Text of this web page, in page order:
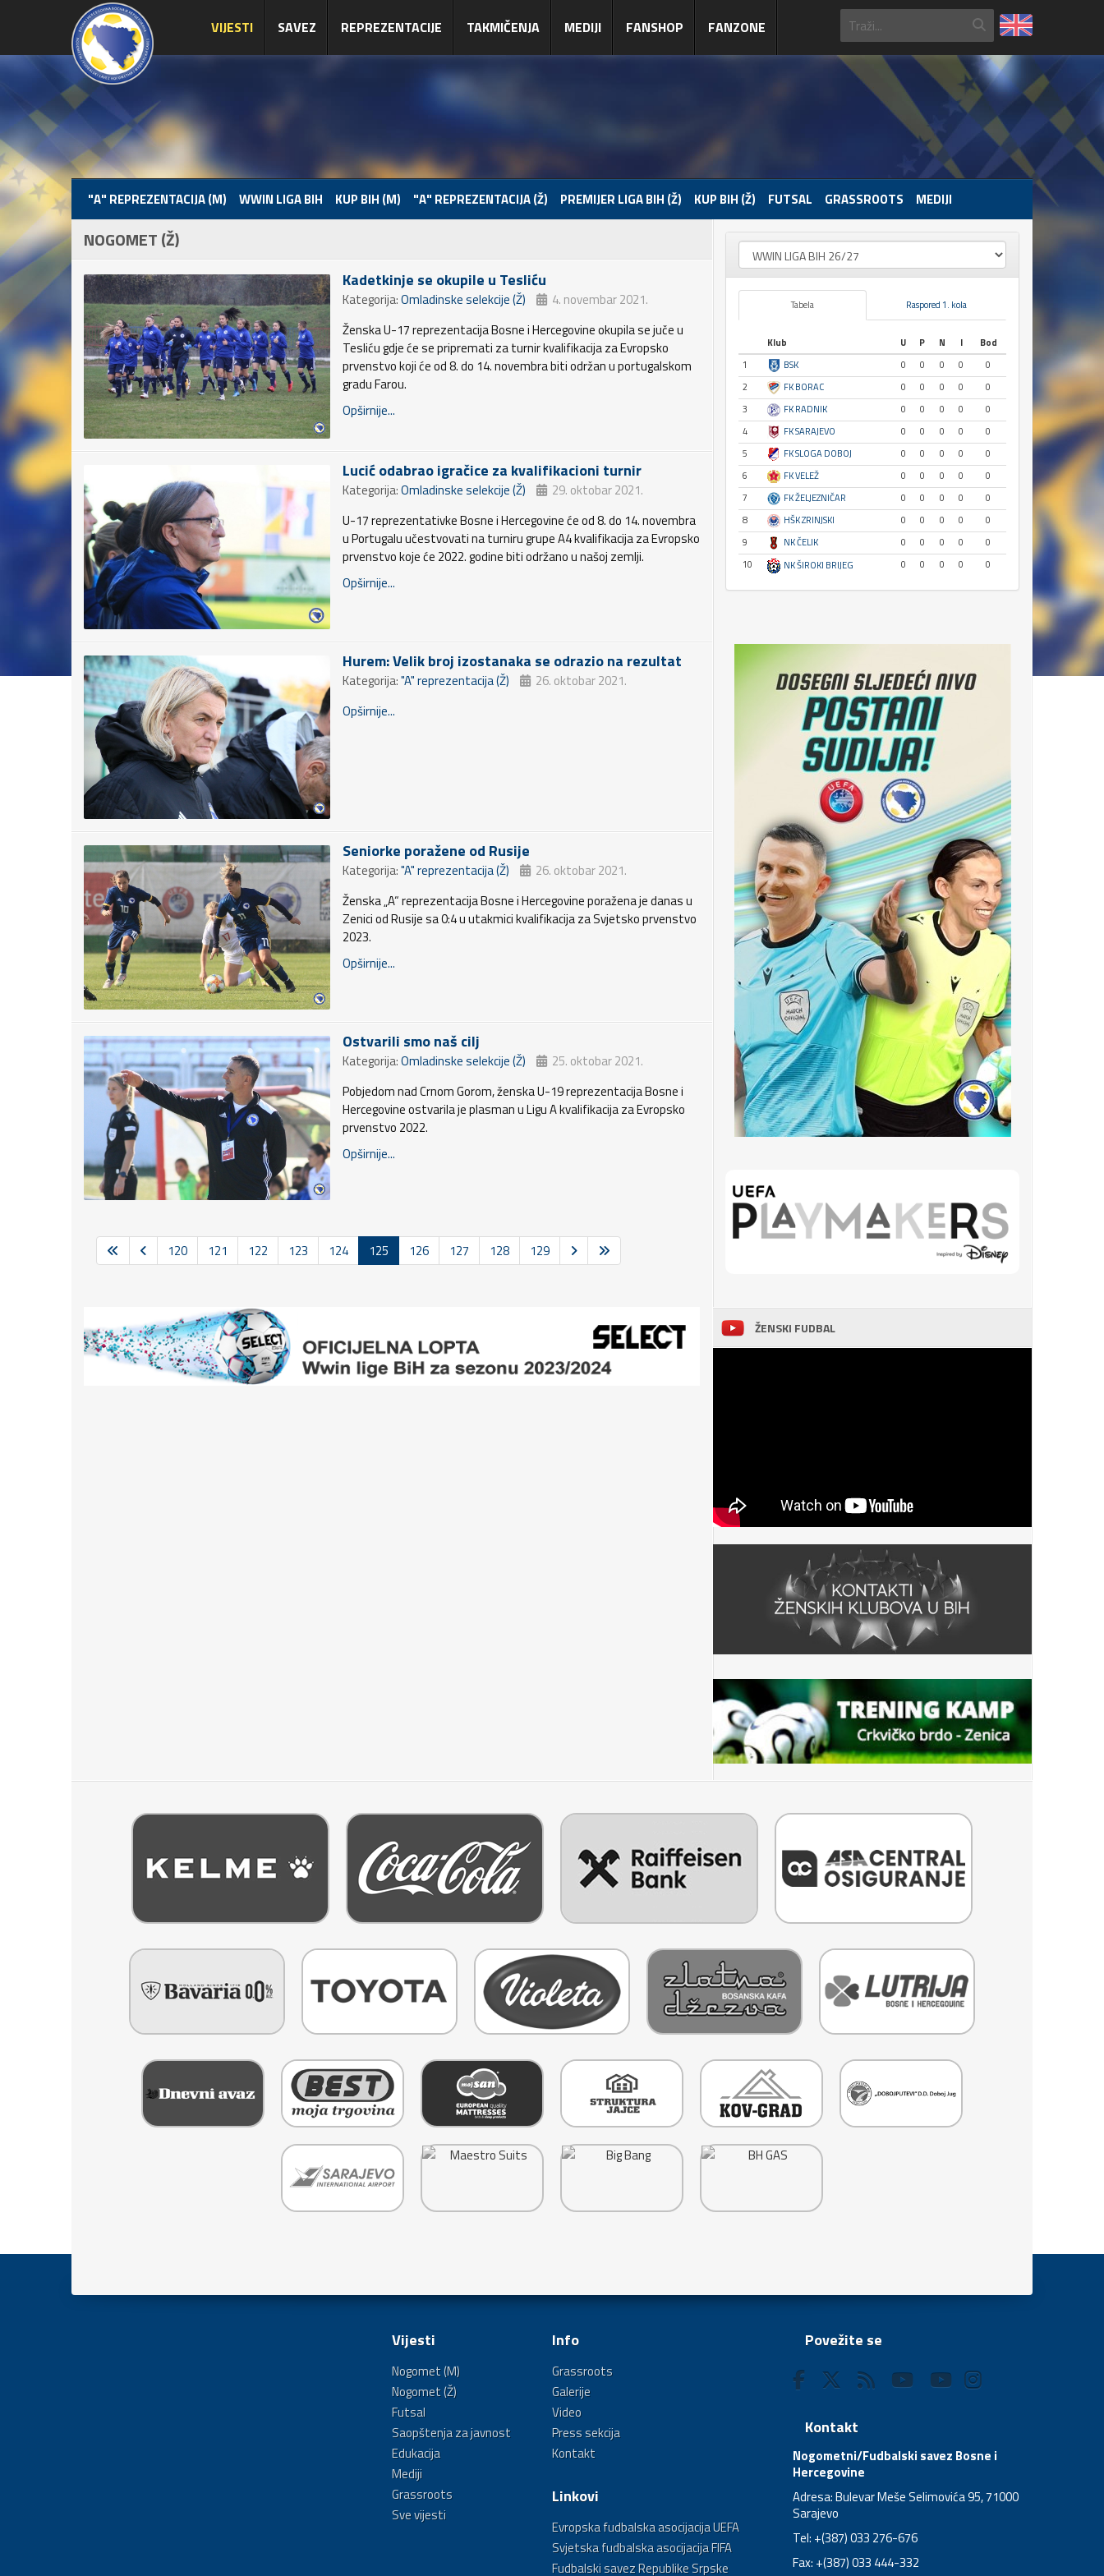
VIJESTI SAVEZ REPREZENTACIJE TAKMIČENJA MEDIJI FANSHOP FANZONE
"A" REPREZENTACIJA (M) WWIN LIGA BIH KUP BIH (M) "A" REPREZENTACIJA (Ž) PREMIJER LIGA BIH (Ž) KUP BIH (Ž) FUTSAL GRASSROOTS MEDIJI
NOGOMET (Ž)
Kadetkinje se okupile u Tesliću
Kategorija:Omladinske selekcije (Ž)
4. novembar 2021.
Ženska U-17 reprezentacija Bosne i Hercegovine okupila se juče u
Tesliću gdje će se pripremati za turnir kvalifikacija za Evropsko
prvenstvo koji će od 8. do 14. novembra biti održan u portugalskom
gradu Farou.
Opširnije...
Lucić odabrao igračice za kvalifikacioni turnir
Kategorija:Omladinske selekcije (Ž)
29. oktobar 2021.
U-17 reprezentativke Bosne i Hercegovine će od 8. do 14. novembra
u Portugalu učestvovati na turniru grupe A4 kvalifikacija za Evropsko
prvenstvo koje će 2022. godine biti održano u našoj zemlji.
Opširnije...
Hurem: Velik broj izostanaka se odrazio na rezultat
Kategorija:"A" reprezentacija (Ž)
26. oktobar 2021.
Opširnije...
Seniorke poražene od Rusije
Kategorija:"A" reprezentacija (Ž)
26. oktobar 2021.
Ženska „A“ reprezentacija Bosne i Hercegovine poražena je danas u
Zenici od Rusije sa 0:4 u utakmici kvalifikacija za Svjetsko prvenstvo
2023.
Opširnije...
Ostvarili smo naš cilj
Kategorija:Omladinske selekcije (Ž)
25. oktobar 2021.
Pobjedom nad Crnom Gorom, ženska U-19 reprezentacija Bosne i
Hercegovine ostvarila je plasman u Ligu A kvalifikacija za Evropsko
prvenstvo 2022.
Opširnije...
120 121 122 123 124 125 126 127 128 129
Tabela Raspored 1. kola
Klub U P N I
Bod
1
BSK 0 0 0 0
0
2
FK BORAC 0 0 0 0
0
3
FK RADNIK 0 0 0 0
0
4
FK SARAJEVO 0 0 0 0
0
5
FK SLOGA DOBOJ 0 0 0 0
0
6
FK VELEŽ 0 0 0 0
0
7
FK ŽELJEZNIČAR 0 0 0 0
0
8
HŠK ZRINJSKI 0 0 0 0
0
9
NK ČELIK 0 0 0 0
0
10
NK ŠIROKI BRIJEG 0 0 0 0 0
ŽENSKI FUDBAL
Vijesti
Nogomet (M)
Nogomet (Ž)
Futsal
Saopštenja za javnost
Edukacija
Mediji
Grassroots
Sve vijesti
Info
Grassroots
Galerije
Video
Press sekcija
Kontakt
Linkovi
Evropska fudbalska asocijacija UEFA
Svjetska fudbalska asocijacija FIFA
Fudbalski savez Republike Srpske
Povežite se
Kontakt
Nogometni/Fudbalski savez Bosne i
Hercegovine
Adresa: Bulevar Meše Selimovića 95, 71000
Sarajevo
Tel: +(387) 033 276-676
Fax: +(387) 033 444-332